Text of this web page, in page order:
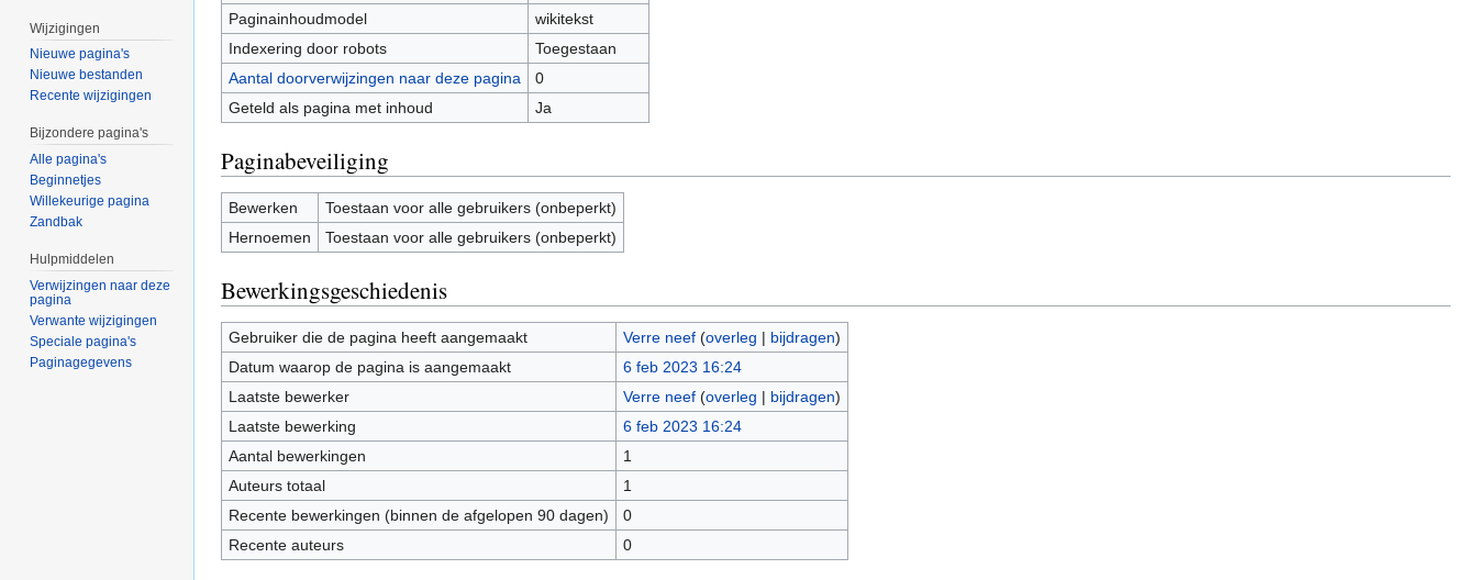
Paginainhoudmodel
wikitekst
Indexering door robots
Toegestaan
Aantal doorverwijzingen naar deze pagina
0
Geteld als pagina met inhoud
Ja
Paginabeveiliging
Bewerken
Toestaan voor alle gebruikers (onbeperkt)
Hernoemen
Toestaan voor alle gebruikers (onbeperkt)
Bewerkingsgeschiedenis
Gebruiker die de pagina heeft aangemaakt Verre neef (overleg | bijdragen)
Datum waarop de pagina is aangemaakt
6 feb 2023 16:24
Laatste bewerker
Verre neef (overleg | bijdragen)
Laatste bewerking
6 feb 2023 16:24
Aantal bewerkingen
1
Auteurs totaal
1
Recente bewerkingen (binnen de afgelopen 90 dagen)
0
Recente auteurs
0
Wijzigingen
Nieuwe pagina's
Nieuwe bestanden
Recente wijzigingen
Bijzondere pagina's
Alle pagina's
Beginnetjes
Willekeurige pagina
Zandbak
Hulpmiddelen
Verwijzingen naar deze
pagina
Verwante wijzigingen
Speciale pagina's
Paginagegevens